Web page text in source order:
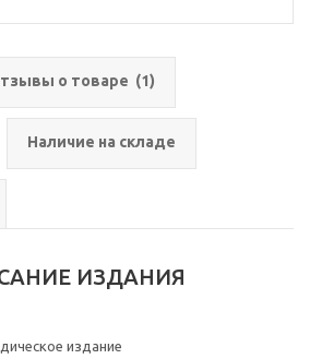
о товаре (1)
Наличие на складе
ИЗДАНИЯ
издание